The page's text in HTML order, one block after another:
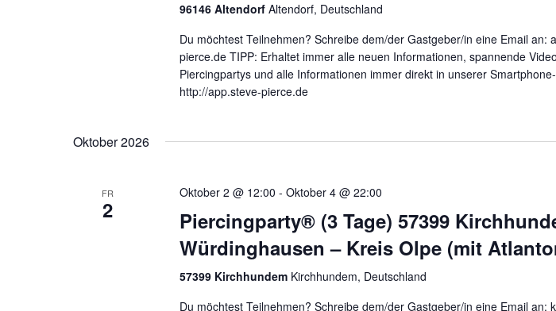
96146 AltendorfAltendorf, Deutschland
Du möchtest Teilnehmen? Schreibe dem/der Gastgeber/in eine Email an:
pierce.de TIPP: Erhaltet immer alle neuen Informationen, spannende
Piercingpartys und alle Informationen immer direkt in unserer
http://app.steve-pierce.de
Oktober 2026
FR
2
Oktober 2 @ 12:00 -Oktober 4 @ 22:00
Piercingparty® (3 Tage) 57399
Würdinghausen – Kreis Olpe (mit
57399 Kirchhundem Kirchhundem, Deutschland
Du möchtest Teilnehmen? Schreibe dem/der Gastgeber/in eine Email an: